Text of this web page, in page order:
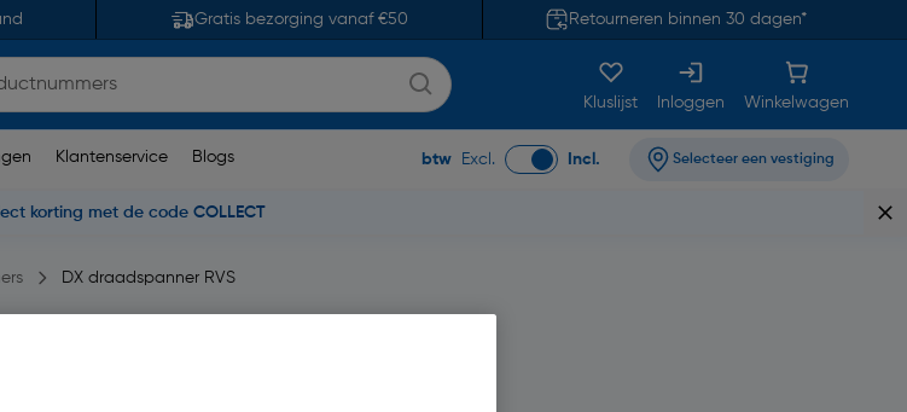
Gratis bezorging vanaf €50 Retourneren binnen 30 dagen*
Kluslijst Inloggen Winkelwagen
Klantenservice Blogs btw Excl. Incl. Selecteer een vestiging
korting met de code COLLECT
DX draadspanner RVS